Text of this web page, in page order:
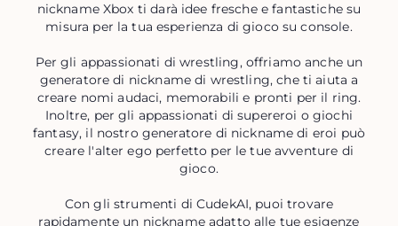
nickname Xbox ti darà idee fresche e fantastiche su
misura per la tua esperienza di gioco su console.
Per gli appassionati di wrestling, offriamo anche un
generatore di nickname di wrestling, che ti aiuta a
creare nomi audaci, memorabili e pronti per il ring.
Inoltre, per gli appassionati di supereroi o giochi
fantasy, il nostro generatore di nickname di eroi può
creare l'alter ego perfetto per le tue avventure di
gioco.
Con gli strumenti di CudekAI, puoi trovare
rapidamente un nickname adatto alle tue esigenze